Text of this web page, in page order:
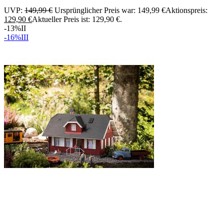
UVP: 149,99€ Ursprünglicher Preis war: 149,99 €Aktionspreis:
129,90 €Aktueller Preis ist: 129,90 €.
-13%II
-16%III